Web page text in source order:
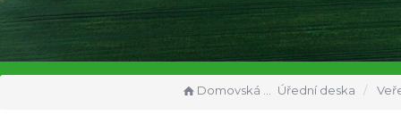
Domovská stránka Úřední deska Veřejná vyhláška - opatření